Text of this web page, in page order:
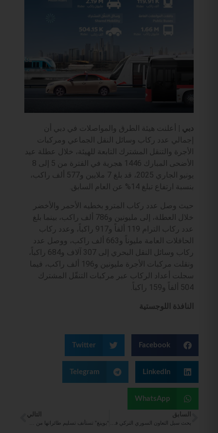
دبي |
أعلنت ‎هيئة الطرق والمواصلات في ‎دبي أن
إجمالي عدد ركاب وسائل النقل الجماعي ومركبات
الأجرة والتنقل المشترك التابعة للهيئة، خلال عطلة عيد
الأضحى المبارك 1446 هجرية في الفترة من 5 إلى 8
يونيو الجاري 2025، قد بلغ 7 ملايين و577 ألف راكب،
بنسبة ارتفاع تبلغ 14% عن العام السابق.
حيث وصل عدد ركاب المترو بخطيه الأحمر والأخضر
خلال العطلة، إلى مليونين و786 ألف راكب، بينما بلغ
عدد ركاب الترام 119 ألفاً و917 راكباً، وعدد ركاب
الحافلات العامة مليوناً و663 ألف راكب، ووصل عدد
ركاب وسائل النقل البحري إلى 307 آلاف و684 راكباً،
ونقلت مركبات الأجرة مليونين و196 ألف راكب، فيما
سجلت أعداد الركاب عبر مركبات التنقّل المشترك
504 ألفاً و159 راكباً.
النافذة اللوجستية
Facebook
Twitter
LinkedIn
Telegram
WhatsApp
السابق التالي